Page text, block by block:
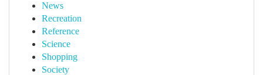
News
Recreation
Reference
Science
Shopping
Society